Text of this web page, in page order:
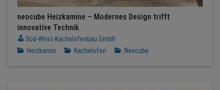
neocube Heizkamine – Modernes Design trifft
innovative Technik
Süd-West-Kachelofenbau GmbH
Heizkamin
Kachelofen Neocube